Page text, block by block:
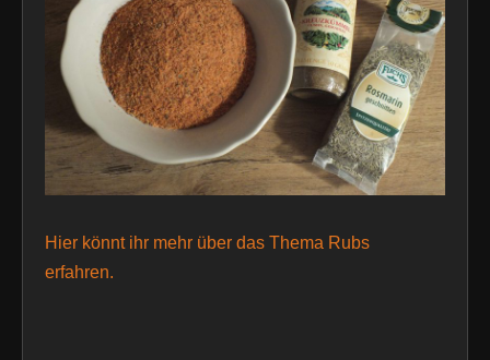
Hier könnt ihr mehr über das Thema Rubs
erfahren.